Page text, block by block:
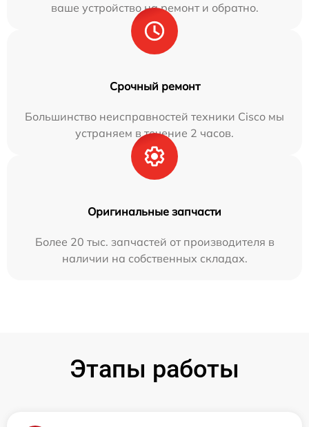
ваше устройство на ремонт и обратно.
Срочный ремонт
Большинство неисправностей техники Cisco мы
устраняем в течение 2 часов.
Оригинальные запчасти
Более 20 тыс. запчастей от производителя в
наличии на собственных складах.
Этапы работы